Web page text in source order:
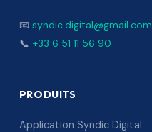
📧 syndic.digital@gmail.com
📞 +33 6 51 11 56 90
PRODUITS
Application Syndic Digital